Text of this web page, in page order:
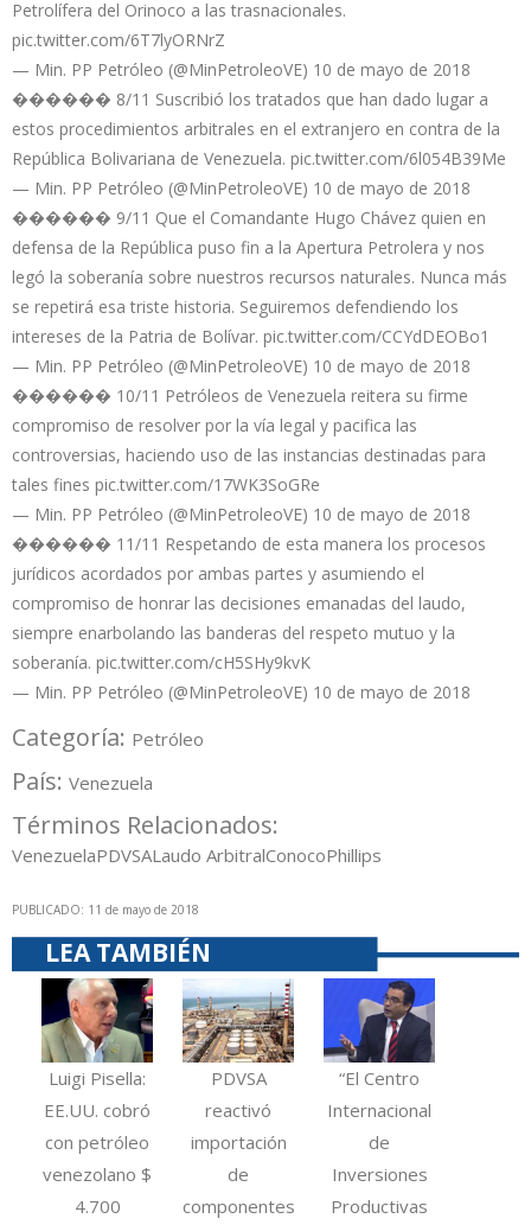
Petrolífera del Orinoco a las trasnacionales.
pic.twitter.com/6T7lyORNrZ
— Min. PP Petróleo (@MinPetroleoVE) 10 de mayo de 2018
������ 8/11 Suscribió los tratados que han dado lugar a
estos procedimientos arbitrales en el extranjero en contra de la
República Bolivariana de Venezuela. pic.twitter.com/6l054B39Me
— Min. PP Petróleo (@MinPetroleoVE) 10 de mayo de 2018
������ 9/11 Que el Comandante Hugo Chávez quien en
defensa de la República puso fin a la Apertura Petrolera y nos
legó la soberanía sobre nuestros recursos naturales. Nunca más
se repetirá esa triste historia. Seguiremos defendiendo los
intereses de la Patria de Bolívar. pic.twitter.com/CCYdDEOBo1
— Min. PP Petróleo (@MinPetroleoVE) 10 de mayo de 2018
������ 10/11 Petróleos de Venezuela reitera su firme
compromiso de resolver por la vía legal y pacifica las
controversias, haciendo uso de las instancias destinadas para
tales fines pic.twitter.com/17WK3SoGRe
— Min. PP Petróleo (@MinPetroleoVE) 10 de mayo de 2018
������ 11/11 Respetando de esta manera los procesos
jurídicos acordados por ambas partes y asumiendo el
compromiso de honrar las decisiones emanadas del laudo,
siempre enarbolando las banderas del respeto mutuo y la
soberanía. pic.twitter.com/cH5SHy9kvK
— Min. PP Petróleo (@MinPetroleoVE) 10 de mayo de 2018
Categoría: Petróleo
País: Venezuela
Términos Relacionados:
VenezuelaPDVSALaudo ArbitralConocoPhillips
PUBLICADO: 11 de mayo de 2018
LEA TAMBIÉN
Luigi Pisella:
EE.UU. cobró
con petróleo
venezolano $
4.700
PDVSA
reactivó
importación
de
componentes
“El Centro
Internacional
de
Inversiones
Productivas